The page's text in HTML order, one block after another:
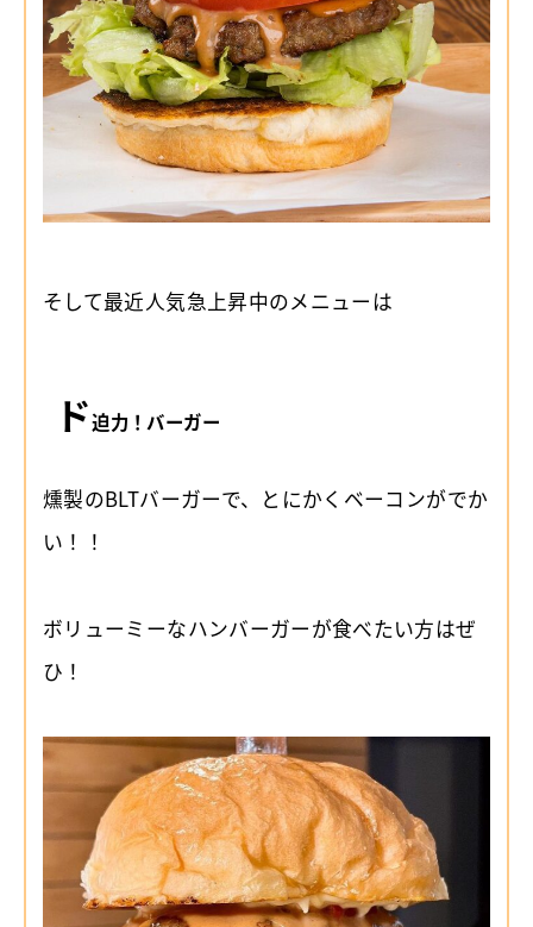
そして最近人気急上昇中のメニューは
ド迫力！バーガー
燻製のBLTバーガーで、とにかくベーコンがでか
い！！
ボリューミーなハンバーガーが食べたい方はぜ
ひ！